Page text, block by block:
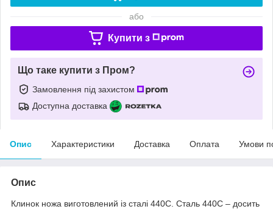
або
Купити з
Що таке купити з Пром?
Замовлення під захистом
Доступна доставка
Опис Характеристики Доставка Оплата Умови
Опис
Клинок ножа виготовлений із сталі 440С. Сталь 440С – досить